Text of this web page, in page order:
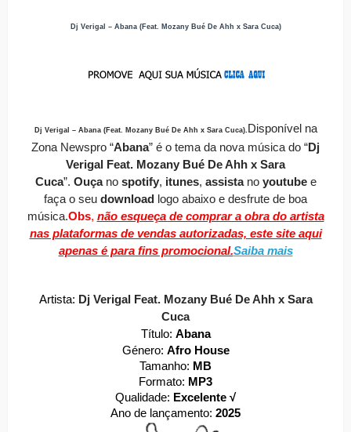
Dj Verigal – Abana (Feat. Mozany Bué De Ahh x Sara Cuca)
Dj Verigal – Abana (Feat. Mozany Bué De Ahh x Sara Cuca). Disponível na
Zona Newspro “Abana” é o tema da nova música do “Dj
Verigal Feat. Mozany Bué De Ahh x Sara
Cuca”. Ouçano spotify, itunes, assistano youtube e
faça o seu download logo abaixo e desfrute de boa
música.Obs, não esqueça de comprar a obra do artista
nas plataformas de vendas autorizadas, este site aqui
apenas é para fins promocional.Saiba mais
Artista: Dj Verigal Feat. Mozany Bué De Ahh x Sara
Cuca
Título: Abana
Género: Afro House
Tamanho: MB
Formato: MP3
Qualidade: Excelente √
Ano de lançamento: 2025